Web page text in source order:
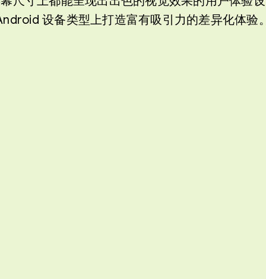
设备类型上打造富有吸引力的差异化体验